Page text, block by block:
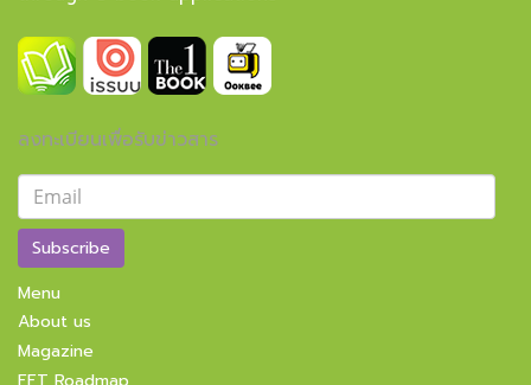
ลงทะเบียนเพื่อรับข่าวสาร
Subscribe
Menu
About us
Magazine